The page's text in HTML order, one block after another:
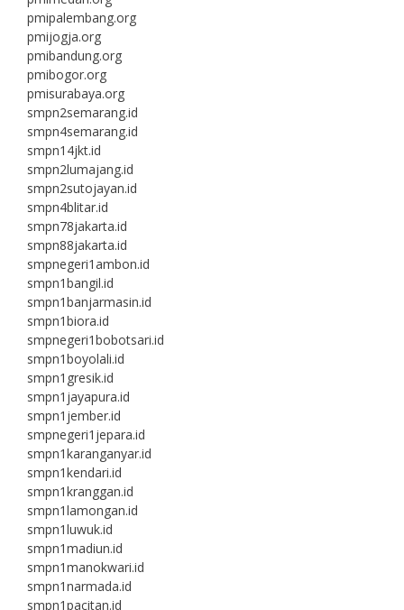
pmipalembang.org
pmijogja.org
pmibandung.org
pmibogor.org
pmisurabaya.org
smpn2semarang.id
smpn4semarang.id
smpn14jkt.id
smpn2lumajang.id
smpn2sutojayan.id
smpn4blitar.id
smpn78jakarta.id
smpn88jakarta.id
smpnegeri1ambon.id
smpn1bangil.id
smpn1banjarmasin.id
smpn1biora.id
smpnegeri1bobotsari.id
smpn1boyolali.id
smpn1gresik.id
smpn1jayapura.id
smpn1jember.id
smpnegeri1jepara.id
smpn1karanganyar.id
smpn1kendari.id
smpn1kranggan.id
smpn1lamongan.id
smpn1luwuk.id
smpn1madiun.id
smpn1manokwari.id
smpn1narmada.id
smpn1pacitan.id